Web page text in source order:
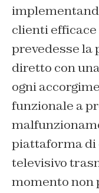
clienti
prevedesse la
diretto con
ogni
funzionale a
piattaforma di
televisivo
momento non